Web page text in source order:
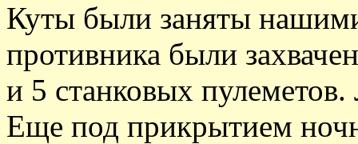
Куты были заняты
противника были
и 5 станковых
Еще под прикрытием